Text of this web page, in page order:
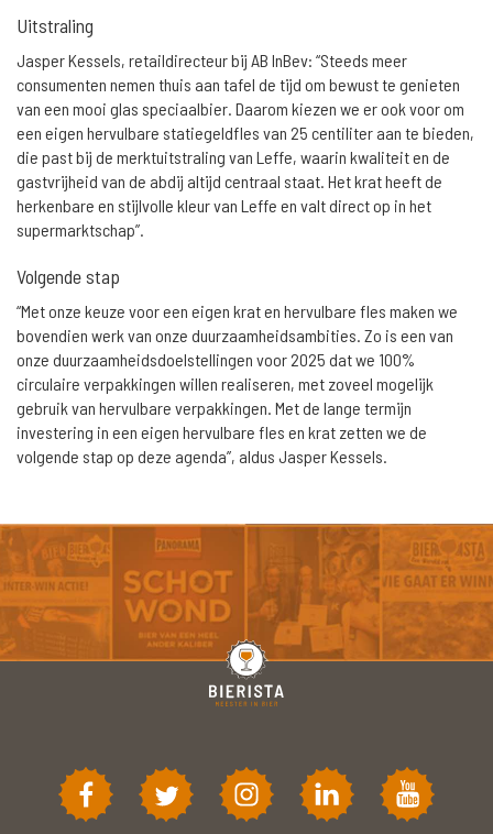
Uitstraling
Jasper Kessels, retaildirecteur bij AB InBev: “Steeds meer
consumenten nemen thuis aan tafel de tijd om bewust te genieten
van een mooi glas speciaalbier. Daarom kiezen we er ook voor om
een eigen hervulbare statiegeldfles van 25 centiliter aan te bieden,
die past bij de merktuitstraling van Leffe, waarin kwaliteit en de
gastvrijheid van de abdij altijd centraal staat. Het krat heeft de
herkenbare en stijlvolle kleur van Leffe en valt direct op in het
supermarktschap”.
Volgende stap
“Met onze keuze voor een eigen krat en hervulbare fles maken we
bovendien werk van onze duurzaamheidsambities. Zo is een van
onze duurzaamheidsdoelstellingen voor 2025 dat we 100%
circulaire verpakkingen willen realiseren, met zoveel mogelijk
gebruik van hervulbare verpakkingen. Met de lange termijn
investering in een eigen hervulbare fles en krat zetten we de
volgende stap op deze agenda”, aldus Jasper Kessels.